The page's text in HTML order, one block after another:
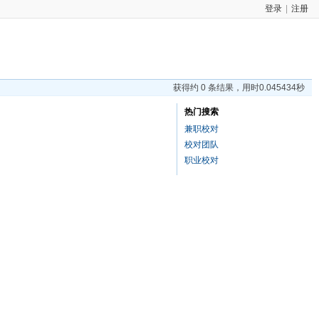
登录 注册
获得约 0 条结果，用时0.045434秒
热门搜索
兼职校对
校对团队
职业校对